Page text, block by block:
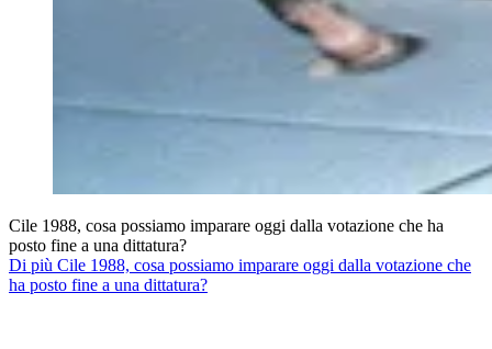
Cile 1988, cosa possiamo imparare oggi dalla votazione che ha
posto fine a una dittatura?
Di più Cile 1988, cosa possiamo imparare oggi dalla votazione che
ha posto fine a una dittatura?